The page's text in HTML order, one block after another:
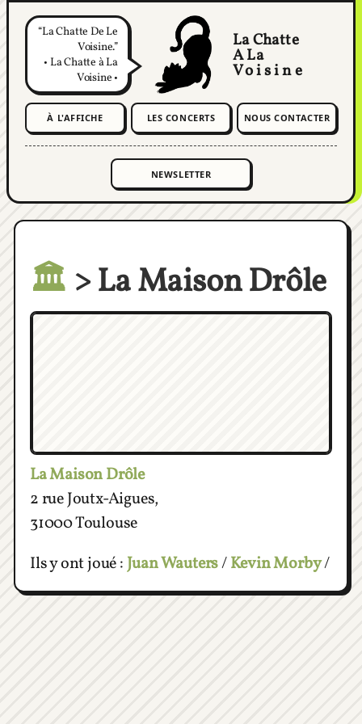
La Chatte De Le
Voisine.
• La Chatte à La
Voisine •
La Chatte
A La
Voisine
À L'AFFICHE LES CONCERTS NOUS CONTACTER
🏛️ > La Maison Drôle
La Maison Drôle
2 rue Joutx-Aigues,
31000 Toulouse
Ils y ont joué : Juan Wauters/Kevin Morby/